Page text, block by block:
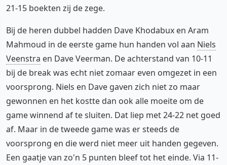
21-15 boekten zij de zege.
Bij de heren dubbel hadden Dave Khodabux en Aram
Mahmoud in de eerste game hun handen vol aan Niels
Veenstra en Dave Veerman. De achterstand van 10-11
bij de break was echt niet zomaar even omgezet in een
voorsprong. Niels en Dave gaven zich niet zo maar
gewonnen en het kostte dan ook alle moeite om de
game winnend af te sluiten. Dat liep met 24-22 net goed
af. Maar in de tweede game was er steeds de
voorsprong en die werd niet meer uit handen gegeven.
Een gaatje van zo'n 5 punten bleef tot het einde. Via 11-